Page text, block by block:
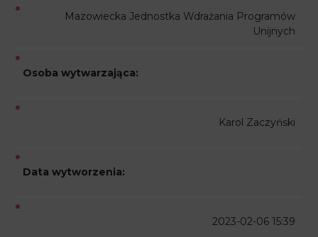
Mazowiecka Jednostka Wdrażania Programów
Unijnych
Osoba wytwarzająca:
Karol Zaczyński
Data wytworzenia:
2023-02-06 15:39